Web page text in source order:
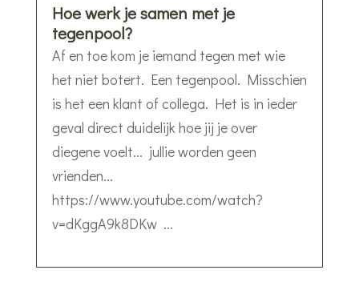
Hoe werk je samen met je
tegenpool?
Af en toe kom je iemand tegen met wie
het niet botert. Een tegenpool. Misschien
is het een klant of collega. Het is in ieder
geval direct duidelijk hoe jij je over
diegene voelt... jullie worden geen
vrienden...
https://www.youtube.com/watch?
v=dKggA9k8DKw ...